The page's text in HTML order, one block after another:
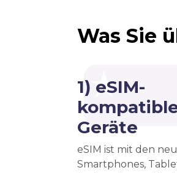
Was Sie
1) eSIM-
Geräte
eSIM ist mit den
Smartphones,